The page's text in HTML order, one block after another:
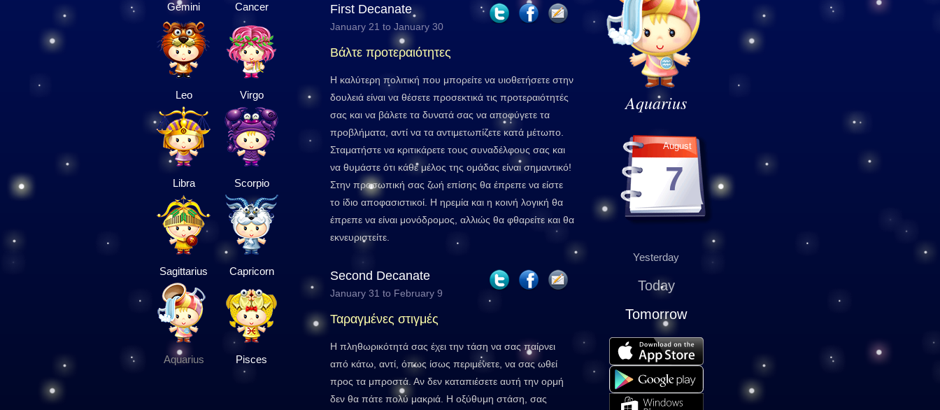
Gemini Cancer
Leo Virgo
Libra Scorpio
Sagittarius Capricorn
Aquarius Pisces
Aquarius
August
7
Yesterday
Today
Tomorrow
First Decanate
January 21 to January 30
Βάλτε προτεραιότητες
Η καλύτερη πολιτική που μπορείτε να υιοθετήσετε στην
δουλειά είναι να θέσετε προσεκτικά τις προτεραιότητές
σας και να βάλετε τα δυνατά σας να αποφύγετε τα
προβλήματα, αντί να τα αντιμετωπίζετε κατά μέτωπο.
Σταματήστε να κριτικάρετε τους συναδέλφους σας και
να θυμάστε ότι κάθε μέλος της ομάδας είναι σημαντικό!
Στην προσωπική σας ζωή επίσης θα έπρεπε να είστε
το ίδιο αποφασιστικοί. Η ηρεμία και η κοινή λογική θα
έπρεπε να είναι μονόδρομος, αλλιώς θα φθαρείτε και θα
εκνευριστείτε.
Second Decanate
January 31 to February 9
Ταραγμένες στιγμές
Η πληθωρικότητά σας έχει την τάση να σας παίρνει
από κάτω, αντί, όπως ίσως περιμένετε, να σας ωθεί
προς τα μπροστά. Αν δεν καταπιέσετε αυτή την ορμή
δεν θα πάτε πολύ μακριά. Η οξύθυμη στάση, σας